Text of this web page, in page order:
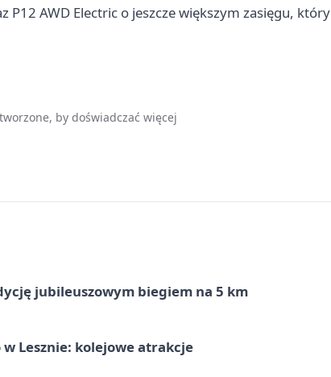
P12 AWD Electric o jeszcze większym zasięgu, który
by doświadczać więcej
jubileuszowym biegiem na 5 km
Lesznie: kolejowe atrakcje